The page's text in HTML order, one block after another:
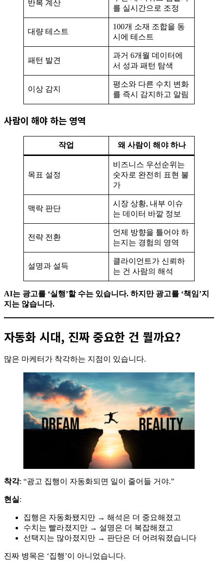
반복 계산
를 실시간으로 조정
대량 테스트
100개 소재 조합을 동
시에 테스트
패턴 발견
과거 6개월 데이터에
서 성과 패턴 탐색
이상 감지
평소와 다른 수치 변화
를 즉시 감지하고 알림
사람이 해야 하는 영역
작업 왜 사람이 해야 하나
목표 설정
비즈니스 우선순위는
숫자로 완전히 표현 불
가
맥락 판단
시장 상황, 내부 이슈
는 데이터 바깥 정보
전략 전환
언제 방향을 틀어야 하
는지는 경험의 영역
설명과 설득
클라이언트가 신뢰하
는 건 사람의 해석
AI는 광고를 ‘실행’할 수는 있습니다. 하지만 광고를 ‘책임’지
지는 않습니다.
자동화 시대, 진짜 중요한 건 뭘까요?
많은 마케터가 착각하는 지점이 있습니다.
착각: “광고 집행이 자동화되면 일이 줄어들 거야.”
현실:
집행은 자동화됐지만 → 해석은 더 중요해졌고
수치는 빨라졌지만 → 설명은 더 복잡해졌고
선택지는 많아졌지만 → 판단은 더 어려워졌습니다
진짜 병목은 ‘집행’이 아니었습니다.